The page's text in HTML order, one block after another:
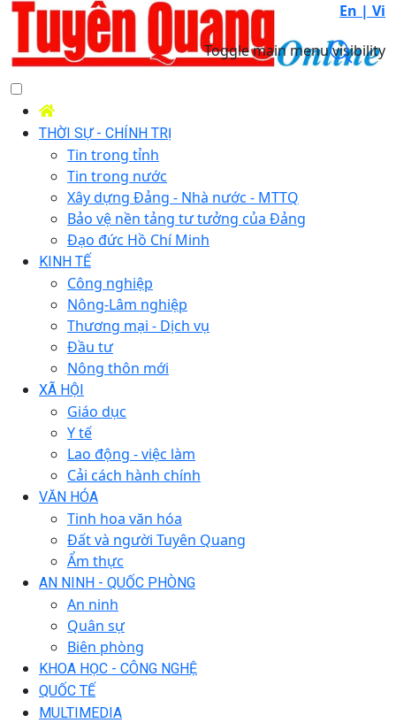
En | Vi
Toggle main menu visibility
THỜI SỰ - CHÍNH TRỊ
Tin trong tỉnh
Tin trong nước
Xây dựng Đảng - Nhà nước - MTTQ
Bảo vệ nền tảng tư tưởng của Đảng
Đạo đức Hồ Chí Minh
KINH TẾ
Công nghiệp
Nông-Lâm nghiệp
Thương mại - Dịch vụ
Đầu tư
Nông thôn mới
XÃ HỘI
Giáo dục
Y tế
Lao động - việc làm
Cải cách hành chính
VĂN HÓA
Tinh hoa văn hóa
Đất và người Tuyên Quang
Ẩm thực
AN NINH - QUỐC PHÒNG
An ninh
Quân sự
Biên phòng
KHOA HỌC - CÔNG NGHỆ
QUỐC TẾ
MULTIMEDIA